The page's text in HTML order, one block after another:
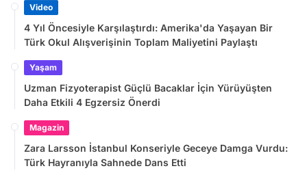
Video
4 Yıl Öncesiyle Karşılaştırdı: Amerika'da Yaşayan Bir
Türk Okul Alışverişinin Toplam Maliyetini Paylaştı
Yaşam
Uzman Fizyoterapist Güçlü Bacaklar İçin Yürüyüşten
Daha Etkili 4 Egzersiz Önerdi
Magazin
Zara Larsson İstanbul Konseriyle Geceye Damga Vurdu:
Türk Hayranıyla Sahnede Dans Etti